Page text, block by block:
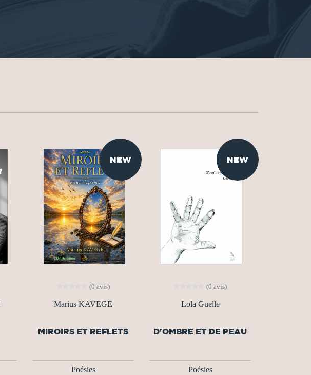
NEW
(0 avis)
Marius KAVEGE
MIROIRS ET REFLETS
Poésies
NEW
(0 avis)
Lola Guelle
D'OMBRE ET DE PEAU
Poésies